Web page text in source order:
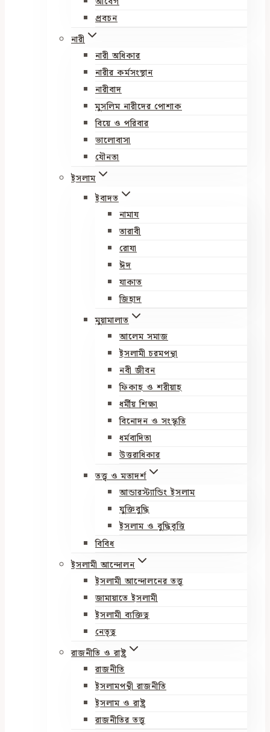
প্রবচন
নারী
নারী অধিকার
নারীর কর্মসংস্থান
নারীবাদ
মুসলিম নারীদের পোশাক
বিয়ে ও পরিবার
ভালোবাসা
যৌনতা
ইসলাম
ইবাদত
নামায
তারাবী
রোযা
ঈদ
যাকাত
জিহাদ
মুয়ামালাত
আলেম সমাজ
ইসলামী চরমপন্থা
নবী জীবন
ফিকাহ ও শরীয়াহ
ধর্মীয় শিক্ষা
বিনোদন ও সংস্কৃতি
ধর্মবাদিতা
উত্তরাধিকার
তত্ত্ব ও মতাদর্শ
আন্ডারস্ট্যান্ডিং ইসলাম
যুক্তিবুদ্ধি
ইসলাম ও বুদ্ধিবৃত্তি
বিবিধ
ইসলামী আন্দোলন
ইসলামী আন্দোলনের তত্ত্ব
জামায়াতে ইসলামী
ইসলামী ব্যক্তিত্ব
নেতৃত্ব
রাজনীতি ও রাষ্ট্র
রাজনীতি
ইসলামপন্থী রাজনীতি
ইসলাম ও রাষ্ট্র
রাজনীতির তত্ত্ব